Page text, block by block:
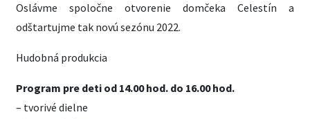
Oslávme spoločne otvorenie domčeka Celestín a
odštartujme tak novú sezónu 2022.
Hudobná produkcia
Program pre deti od 14.00 hod. do 16.00hod.
– tvorivé dielne